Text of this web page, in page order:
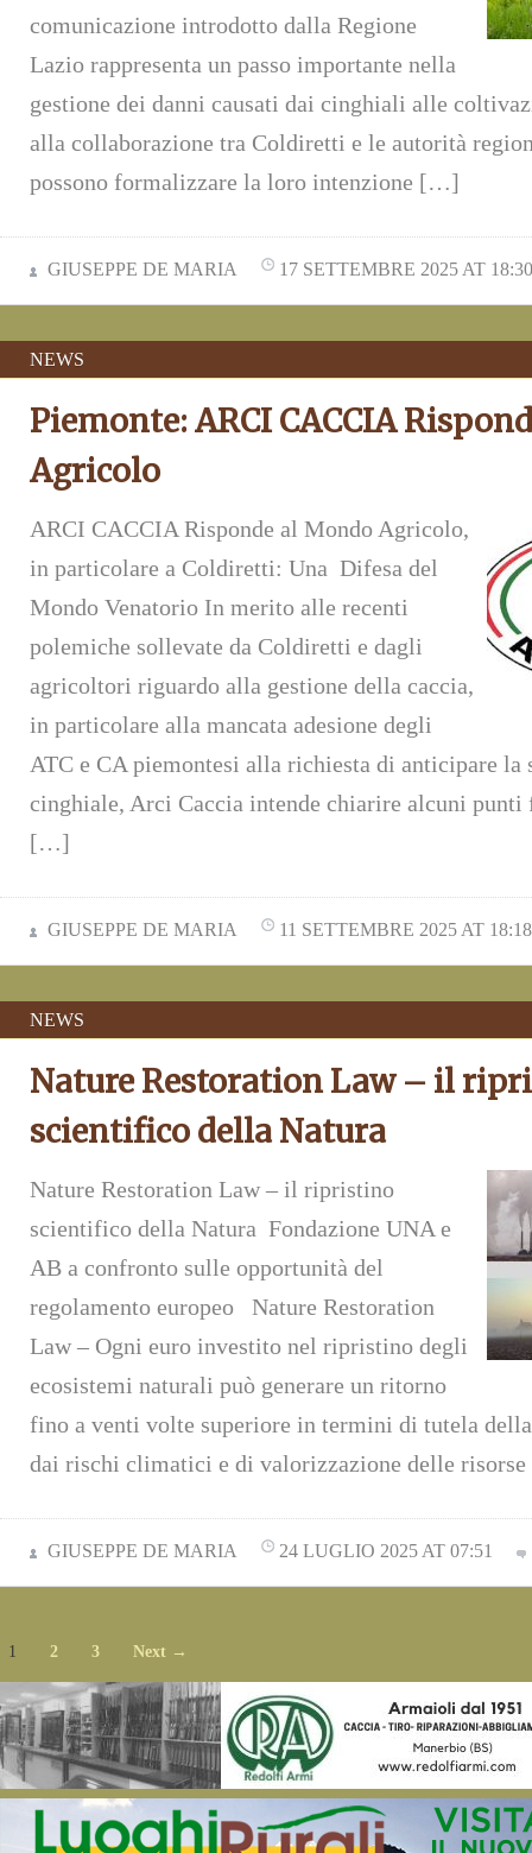
comunicazione introdotto dalla Regione
Lazio rappresenta un passo importante nella
gestione dei danni causati dai cinghiali alle
alla collaborazione tra Coldiretti e le autorità
possono formalizzare la loro intenzione […]
GIUSEPPE DE MARIA 17 SETTEMBRE 2025 AT 18:30
NEWS
Piemonte: ARCI CACCIA
Agricolo
ARCI CACCIA Risponde al Mondo Agricolo,
in particolare a Coldiretti: Una Difesa del
Mondo Venatorio In merito alle recenti
polemiche sollevate da Coldiretti e dagli
agricoltori riguardo alla gestione della caccia,
in particolare alla mancata adesione degli
ATC e CA piemontesi alla richiesta di anticipare la
cinghiale, Arci Caccia intende chiarire alcuni punti
[…]
GIUSEPPE DE MARIA 11 SETTEMBRE 2025 AT 18:18
NEWS
Nature Restoration Law – il
scientifico della Natura
Nature Restoration Law – il ripristino
scientifico della Natura Fondazione UNA e
AB a confronto sulle opportunità del
regolamento europeo Nature Restoration
Law – Ogni euro investito nel ripristino degli
ecosistemi naturali può generare un ritorno
fino a venti volte superiore in termini di tutela
dai rischi climatici e di valorizzazione delle
GIUSEPPE DE MARIA 24 LUGLIO 2025 AT 07:51
1 2 3 Next →